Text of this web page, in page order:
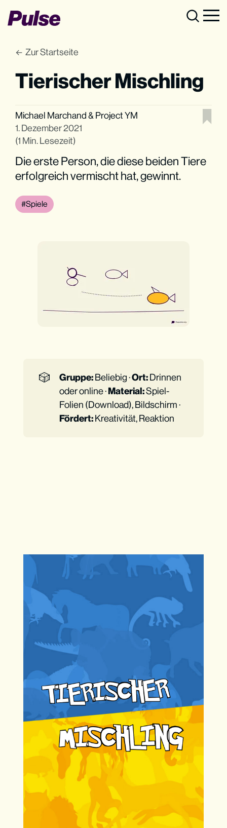
Zur Startseite
Tierischer Mischling
Michael Marchand& Project YM
1. Dezember 2021
(1 Min. Lesezeit)
Die erste Person, die diese beiden Tiere
erfolgreich vermischt hat, gewinnt.
Spiele
🎲 Gruppe:Beliebig ·Ort:Drinnen
oder online ·Material:Spiel-
Folien (Download), Bildschirm ·
Fördert:Kreativität, Reaktion